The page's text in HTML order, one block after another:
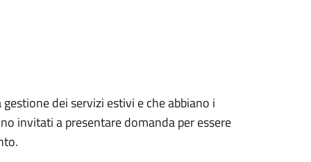
dei servizi estivi e che abbiano i
invitati a presentare domanda per essere